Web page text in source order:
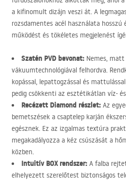
a kifinomult dizájn veszi át. A
rozsdamentes acél használata
működést és tökéletes megjelenést
Szatén PVD bevonat: Nemes,
vákuumtechnológiával felhordva.
kopással, lepattogzással és
pedig csökkenti az esztétikátlan víz-
Recézett Diamond részlet: Az
bemetszések a csaptelep karján
egésznek. Ez az izgalmas textúra
megakadályozza a kéz csúszását a
közben.
Intuitív BOXrendszer: A falba
elhelyezett szerelőtest biztonságos